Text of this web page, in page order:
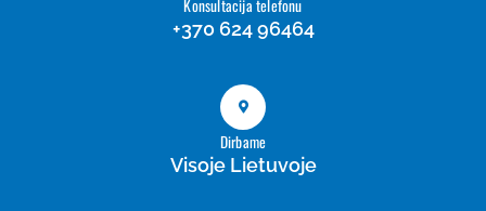
Konsultacija telefonu
+370 624 96464
Dirbame
Visoje Lietuvoje